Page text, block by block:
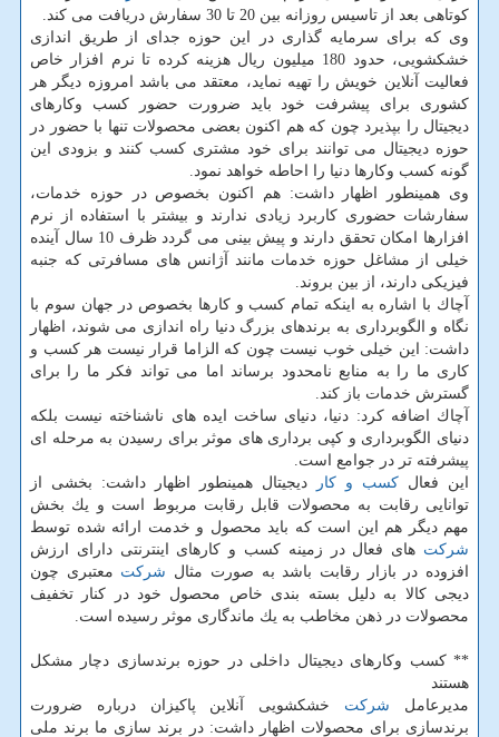
كوتاهی بعد از تاسیس روزانه بین 20 تا 30 سفارش دریافت می كند.
وی كه برای سرمایه گذاری در این حوزه جدای از طریق اندازی
خشكشویی، حدود 180 میلیون ریال هزینه كرده تا نرم افزار خاص
فعالیت آنلاین خویش را تهیه نماید، معتقد می باشد امروزه دیگر هر
كشوری برای پیشرفت خود باید ضرورت حضور كسب وكارهای
دیجیتال را بپذیرد چون كه هم اكنون بعضی محصولات تنها با حضور در
حوزه دیجیتال می توانند برای خود مشتری كسب كنند و بزودی این
گونه كسب وكارها دنیا را احاطه خواهد نمود.
وی همینطور اظهار داشت: هم اكنون بخصوص در حوزه خدمات،
سفارشات حضوری كاربرد زیادی ندارند و بیشتر با استفاده از نرم
افزارها امكان تحقق دارند و پیش بینی می گردد ظرف 10 سال آینده
خیلی از مشاغل حوزه خدمات مانند آژانس های مسافرتی كه جنبه
فیزیكی دارند، از بین بروند.
آچاك با اشاره به اینكه تمام كسب و كارها بخصوص در جهان سوم با
نگاه و الگوبرداری به برندهای بزرگ دنیا راه اندازی می شوند، اظهار
داشت: این خیلی خوب نیست چون كه الزاما قرار نیست هر كسب و
كاری ما را به منابع نامحدود برساند اما می تواند فكر ما را برای
گسترش خدمات باز كند.
آچاك اضافه كرد: دنیا، دنیای ساخت ایده های ناشناخته نیست بلكه
دنیای الگوبرداری و كپی برداری های موثر برای رسیدن به مرحله ای
پیشرفته تر در جوامع است.
این فعال كسب و كار
دیجیتال همینطور اظهار داشت: بخشی از
توانایی رقابت به محصولات قابل رقابت مربوط است و یك بخش
مهم دیگر هم این است كه باید محصول و خدمت ارائه شده توسط
شركت های فعال در زمینه كسب و كارهای اینترنتی دارای ارزش
افزوده در بازار رقابت باشد به صورت مثال شركت معتبری چون
دیجی كالا به دلیل بسته بندی خاص محصول خود در كنار تخفیف
محصولات در ذهن مخاطب به یك ماندگاری موثر رسیده است.
** كسب وكارهای دیجیتال داخلی در حوزه برندسازی دچار مشكل
هستند
مدیرعامل شركت خشكشویی آنلاین پاكیزان درباره ضرورت
برندسازی برای محصولات اظهار داشت: در برند سازی ما برند ملی